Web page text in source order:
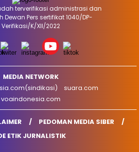
terverifikasi administrasi dan
Dewan Pers sertifikat 1040/DP-
Verifikasi/K/XII/2022
MEDIA NETWORK
suara.com
voaindonesia.com
PEDOMAN MEDIA SIBER
ETIK JURNALISTIK